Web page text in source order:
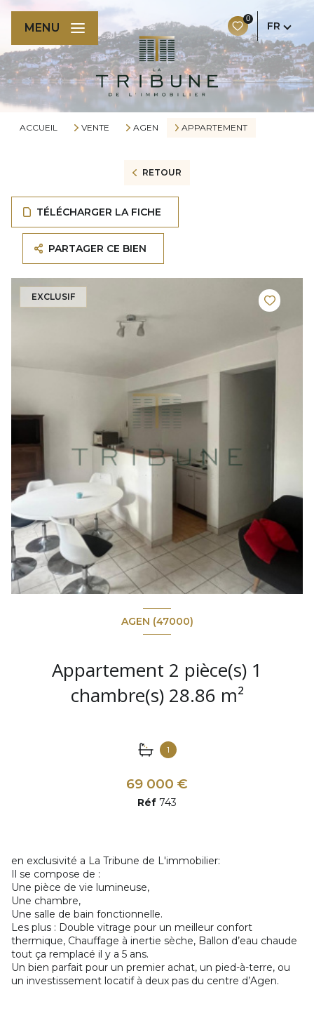
0
FR
MENU
ACCUEIL VENTE AGEN APPARTEMENT
RETOUR
TÉLÉCHARGER LA FICHE
PARTAGER CE BIEN
EXCLUSIF
AGEN (47000)
Appartement 2 pièce(s) 1
chambre(s) 28.86 m²
1
69 000 €
Réf 743
en exclusivité a La Tribune de L'immobilier:
Il se compose de :
Une pièce de vie lumineuse,
Une chambre,
Une salle de bain fonctionnelle.
Les plus : Double vitrage pour un meilleur confort
thermique, Chauffage à inertie sèche, Ballon d’eau chaude
tout ça remplacé il y a 5 ans.
Un bien parfait pour un premier achat, un pied-à-terre, ou
un investissement locatif à deux pas du centre d’Agen.